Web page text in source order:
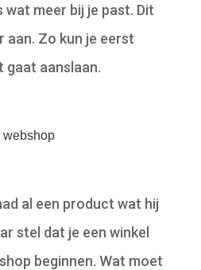
meer bij je past. Dit
aan. Zo kun je eerst
gaat aanslaan.
webshop
al een product wat hij
stel dat je een winkel
beginnen. Wat moet